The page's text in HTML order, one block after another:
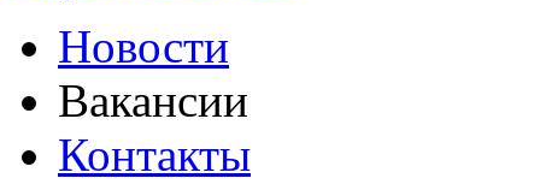
Новости
Вакансии
Контакты